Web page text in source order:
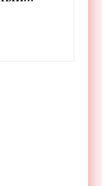
до 2 км